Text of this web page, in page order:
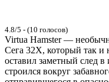
4.8/5 - (10 голосов)
Virtua Hamster —
Сега 32X, который так и
оставил заметный след
строился вокруг